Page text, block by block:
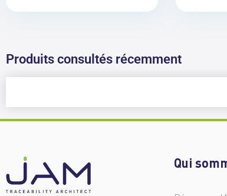
Produits consultés récemment
Qui